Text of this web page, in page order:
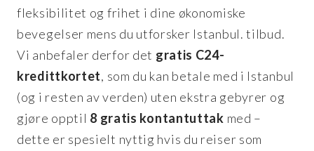
fleksibilitet og frihet i dine økonomiske
bevegelser mens du utforsker Istanbul. tilbud.
Vi anbefaler derfor det gratis C24-
kredittkortet, som du kan betale med i Istanbul
(og i resten av verden) uten ekstra gebyrer og
gjøre opptil 8 gratis kontantuttak med –
dette er spesielt nyttig hvis du reiser som